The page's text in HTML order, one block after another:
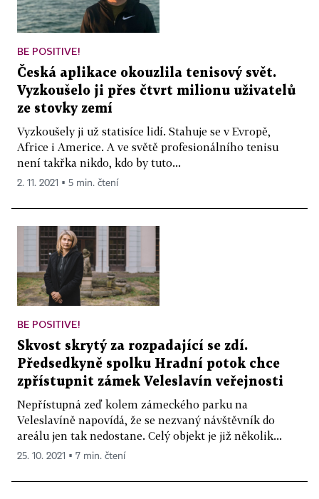
BE POSITIVE!
Česká aplikace okouzlila tenisový svět.
Vyzkoušelo ji přes čtvrt milionu uživatelů
ze stovky zemí
Vyzkoušely ji už statisíce lidí. Stahuje se v Evropě,
Africe i Americe. A ve světě profesionálního tenisu
není takřka nikdo, kdo by tuto...
2. 11. 2021 ▪ 5 min. čtení
BE POSITIVE!
Skvost skrytý za rozpadající se zdí.
Předsedkyně spolku Hradní potok chce
zpřístupnit zámek Veleslavín veřejnosti
Nepřístupná zeď kolem zámeckého parku na
Veleslavíně napovídá, že se nezvaný návštěvník do
areálu jen tak nedostane. Celý objekt je již několik...
25. 10. 2021 ▪ 7 min. čtení